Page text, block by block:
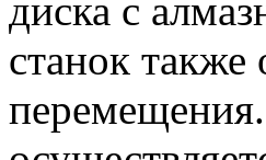
диска с
станок также